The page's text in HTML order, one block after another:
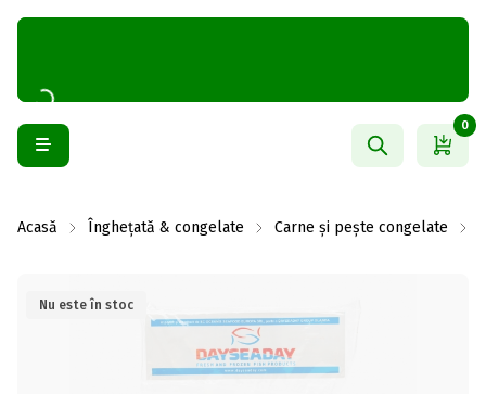
0
Acasă Înghețată & congelate Carne și pește congelate
Nu este în stoc